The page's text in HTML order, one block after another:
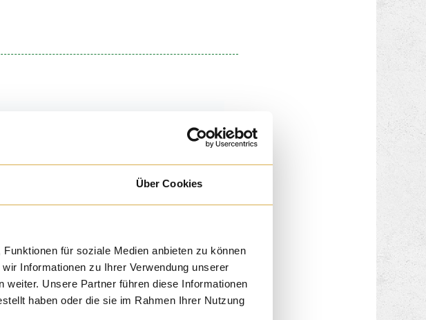
Über Cookies
für soziale Medien anbieten zu können
Informationen zu Ihrer Verwendung unserer
Unsere Partner führen diese Informationen
haben oder die sie im Rahmen Ihrer Nutzung